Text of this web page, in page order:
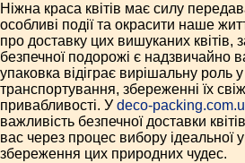
Ніжна краса квітів має силу
особливі події та окрасити наше
про доставку цих вишуканих квітів,
безпечної подорожі є надзвичайно
упаковка відіграє вирішальну роль у
транспортування, збереженні їх
привабливості. У deco-
важливість безпечної доставки
вас через процес вибору ідеальної
збереження цих природних чудес.